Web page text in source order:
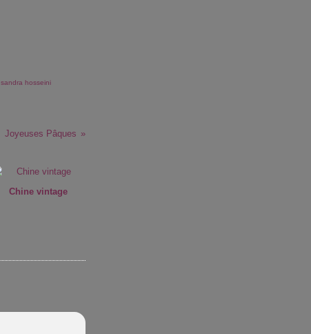
sandra hosseini
Joyeuses Pâques
Chine vintage